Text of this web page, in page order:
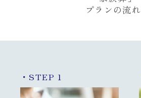
プランの流れ
・STEP 1